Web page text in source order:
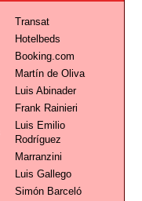
Transat
Hotelbeds
Booking.com
Martín de Oliva
Luis Abinader
Frank Rainieri
Luis Emilio
Rodríguez
Marranzini
Luis Gallego
Simón Barceló